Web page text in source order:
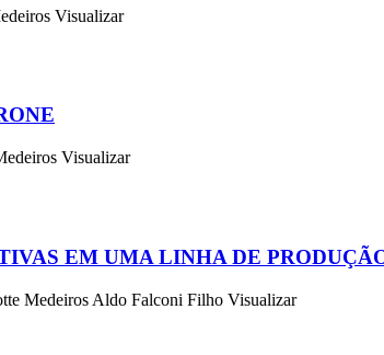
Visualizar
Visualizar
EM UMA LINHA DE
Medeiros Aldo Falconi Filho Visualizar